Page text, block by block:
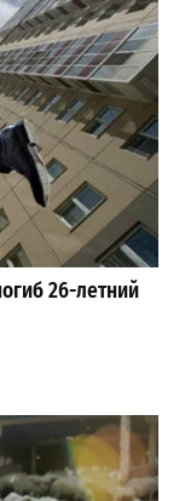
26-летний
придется